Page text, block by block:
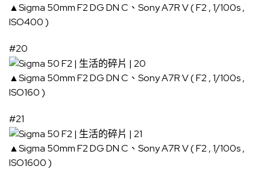
▲Sigma 50mm F2 DG DN C、Sony A7R V ( F2 , 1/100s ,
ISO400 )
#20
▲Sigma 50mm F2 DG DN C、Sony A7R V ( F2 , 1/100s ,
ISO160 )
#21
▲Sigma 50mm F2 DG DN C、Sony A7R V ( F2 , 1/100s ,
ISO1600 )